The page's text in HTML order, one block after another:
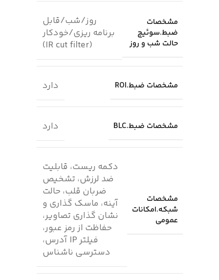
مشخصات
ضبط.سوئیچ
حالت شب و روز
روز/شب/قابل
برنامه ریزی/خودکار
(IR cut filter)
مشخصات ضبط.ROI دارد
مشخصات ضبط.BLC دارد
مشخصات
شبکه.امکانات
عمومی
دکمه ریست، قابلیت
ضد لرزش، تشخیص
ضربان قلب، حالت
آینه، ماسک گذاری و
نشان گذاری تصاویر،
حفاظت از رمز عبور،
فیلتر IP آدرس،
دسترسی ناشناس